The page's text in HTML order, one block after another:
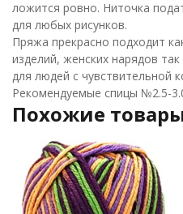
ложится ровно. Ниточка
для любых рисунков.
Пряжа прекрасно подходит
изделий, женских нарядов
для людей с чувствительной
Рекомендуемые спицы №2.5-
Похожие